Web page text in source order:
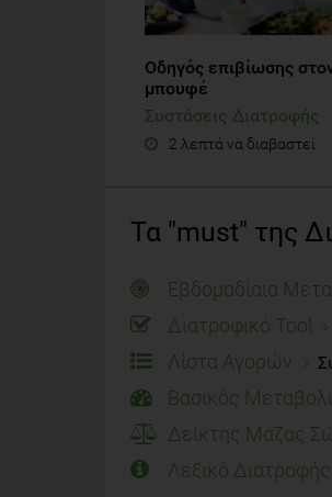
Οδηγός επιβίωσης
μπουφέ
Συστάσεις Διατροφής
2 λεπτά να διαβαστεί
Τα "must" της
Εβδομαδίαια
Διατροφικό Tool
Λίστα Αγορών
Βασικός
Δείκτης Μάζας
Λεξικό Διατροφής